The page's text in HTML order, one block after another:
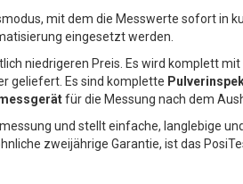
mit dem die Messwerte sofort in
eingesetzt werden.
niedrigeren Preis. Es wird komplett
geliefert. Es sind komplette
für die Messung nach dem
und stellt einfache, langlebige
zweijährige Garantie, ist das